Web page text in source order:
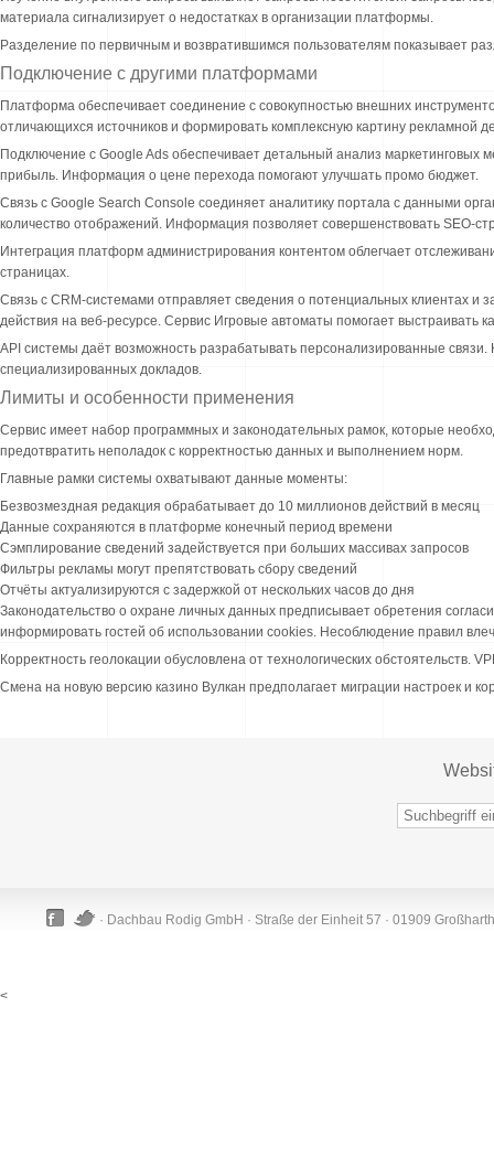
материала сигнализирует о недостатках в организации платформы.
Разделение по первичным и возвратившимся пользователям показывает
Подключение с другими платформами
Платформа обеспечивает соединение с совокупностью внешних
отличающихся источников и формировать комплексную картину рекламной
Подключение с Google Ads обеспечивает детальный анализ маркетинговых
прибыль. Информация о цене перехода помогают улучшать промо бюджет.
Связь с Google Search Console соединяет аналитику портала с данными
количество отображений. Информация позволяет совершенствовать SEO-
Интеграция платформ администрирования контентом облегчает
страницах.
Связь с CRM-системами отправляет сведения о потенциальных клиентах и
действия на веб-ресурсе. Сервис Игровые автоматы помогает выстраивать
API системы даёт возможность разрабатывать персонализированные
специализированных докладов.
Лимиты и особенности применения
Сервис имеет набор программных и законодательных рамок, которые
предотвратить неполадок с корректностью данных и выполнением норм.
Главные рамки системы охватывают данные моменты:
Безвозмездная редакция обрабатывает до 10 миллионов действий в месяц
Данные сохраняются в платформе конечный период времени
Сэмплирование сведений задействуется при больших массивах запросов
Фильтры рекламы могут препятствовать сбору сведений
Отчёты актуализируются с задержкой от нескольких часов до дня
Законодательство о охране личных данных предписывает обретения
информировать гостей об использовании cookies. Несоблюдение правил
Корректность геолокации обусловлена от технологических
Смена на новую версию казино Вулкан предполагает миграции настроек и
· Dachbau Rodig GmbH · Straße der Einheit 57 · 01909
<